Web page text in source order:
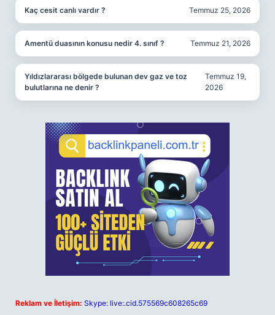
Kaç cesit canlı vardır ? Temmuz 25, 2026
Amentü duasının konusu nedir 4. sınıf ? Temmuz 21, 2026
Yıldızlararası bölgede bulunan dev gaz ve toz
bulutlarına ne denir ?
Temmuz 19,
2026
Reklam ve İletişim: Skype: live:.cid.575569c608265c69